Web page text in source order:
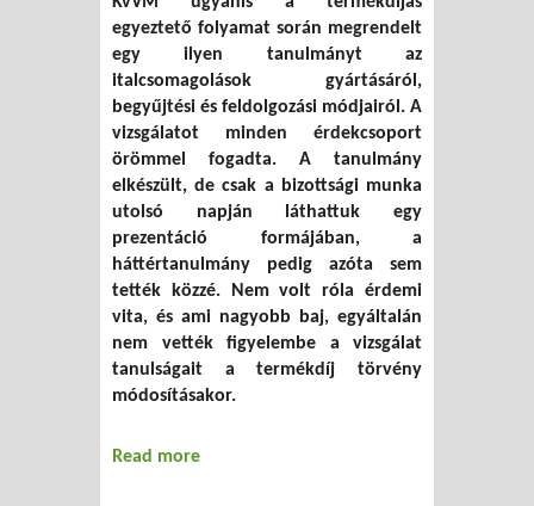
egyeztető folyamat során megrendelt
egy ilyen tanulmányt az
italcsomagolások gyártásáról,
begyűjtési és feldolgozási módjairól. A
vizsgálatot minden érdekcsoport
örömmel fogadta. A tanulmány
elkészült, de csak a bizottsági munka
utolsó napján láthattuk egy
prezentáció formájában, a
háttértanulmány pedig azóta sem
tették közzé. Nem volt róla érdemi
vita, és ami nagyobb baj, egyáltalán
nem vették figyelembe a vizsgálat
tanulságait a termékdíj törvény
módosításakor.
Read more